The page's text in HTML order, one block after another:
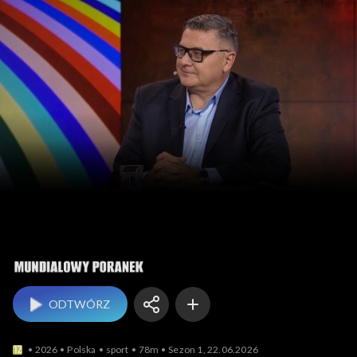
Mundialowy poranek
ODTWÓRZ
2026 Polska sport 78m Sezon 1, 22.06.2026